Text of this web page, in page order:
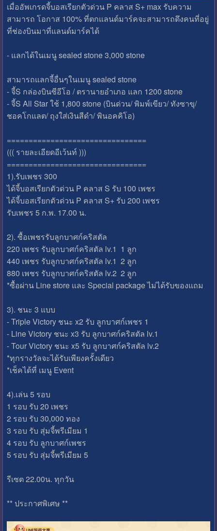
เมื่ออัพเกรดจี้บอสเรียกตัวด่วน P คลาส S+ max รับความ
สามารถ โอกาส 100% ที่ตกแลนด์มาร์คจะสามารถดึงคนที่อยู่
ที่ช่องบินมาที่แลนด์มาร์คได้
- แลกได้ในเมนู sealed stone 3,000 stone
สามารถแลกจี้อื่นๆในเมนู sealed stone
- จี้S กล่องบินซีอีโอ / ตรานายอำเภอ แลก 1200 stone
- จี้S All Star ใช้ 1,800 stone (บินด่วน/ พิมพ์เขียว/ ทังซาขุ/
ชอคโกแลต/ ถุงใส่เงินสีดำ/ พินอคคิโอ)
================================
((( รายละเอียดอีเว้นท์ )))
================================
1).รับเพชร 300
ได้จี้บอสเรียกตัวด่วน P คลาส S รับ 100 เพชร
ได้จี้บอสเรียกตัวด่วน P คลาส S+ รับ 200 เพชร
รับเพชร 5 ก.พ. 17.00 น.
2). ซื้อเพชรรับลูกบาศก์คริสตัล
220 เพชร รับลูกบาศก์คริสตัล lv.1 1 ลูก
440 เพชร รับลูกบาศก์คริสตัล lv.1 2 ลูก
880 เพชร รับลูกบาศก์คริสตัล lv.2 2 ลูก
*ซื้อผ่าน Line store และ Special package ไม่ได้รับของแถม
3). ชนะ 3 แบบ
- Triple Victory ชนะ x2 รับ ลูกบาศก์เพชร 1
- Line Victory ชนะ x3 รับ ลูกบาศก์คริสตัล lv.1
- Tour Victory ชนะ x5 รับ ลูกบาศก์คริสตัล lv.2
*ทุกรางวัลจะได้รับเพียงครั้งเดียว
*เช็คได้ที่ เมนู Event
4).เล่น 5 รอบ
1 รอบ รับ 20 เพชร
2 รอบ รับ 30,000 ทอง
3 รอบ รับ สุ่มจี้พรีเมียม 1
4 รอบ รับ ลูกบาศก์เพชร
5 รอบ รับ สุ่มจี้พรีเมียม 5
รีเซต 22.00น. ทุกวัน
** ประกาศพิเศษ **